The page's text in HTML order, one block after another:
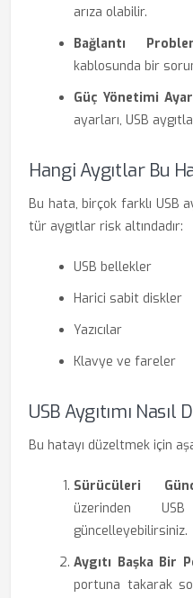
arıza olabilir.
Bağlantı
kablosunda bir
Güç Yönetimi
ayarları, USB
Hangi Aygıtlar Bu
Bu hata, birçok farklı USB
tür aygıtlar risk altındadır:
USB bellekler
Harici sabit diskler
Yazıcılar
Klavye ve fareler
USB Aygıtımı
Bu hatayı düzeltmek için
Sürücüleri
üzerinden USB
güncelleyebilirsiniz.
Aygıtı Başka Bir
portuna takarak